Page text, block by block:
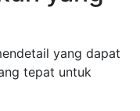
yang dapat
tepat untuk